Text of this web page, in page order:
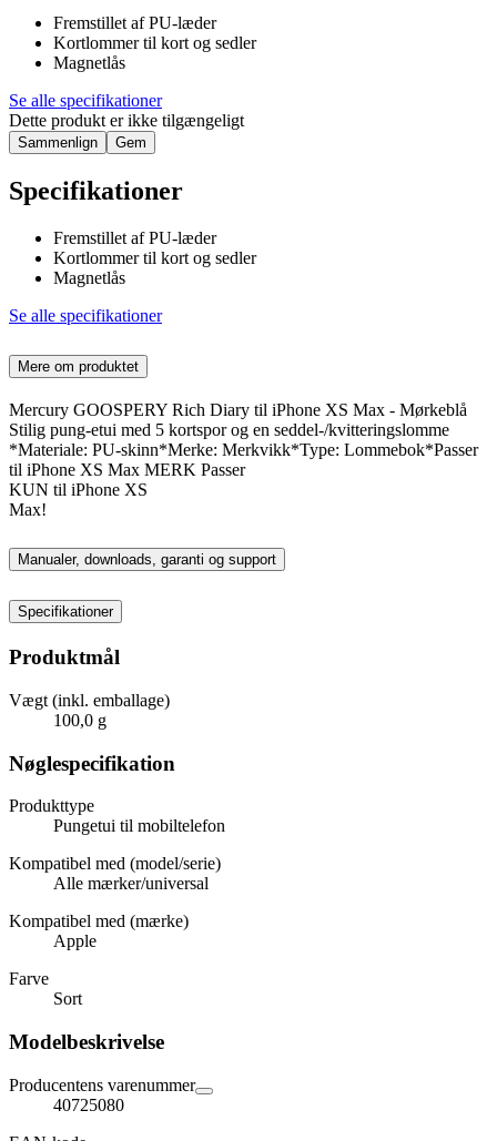
Fremstillet af PU-læder
Kortlommer til kort og sedler
Magnetlås
Se alle specifikationer
Dette produkt er ikke tilgængeligt
Sammenlign Gem
Specifikationer
Fremstillet af PU-læder
Kortlommer til kort og sedler
Magnetlås
Se alle specifikationer
Mere om produktet
Mercury GOOSPERY Rich Diary til iPhone XS Max - Mørkeblå
Stilig pung-etui med 5 kortspor og en seddel-/kvitteringslomme
*Materiale: PU-skinn*Merke: Merkvikk*Type: Lommebok*Passer
til iPhone XS Max MERK Passer
KUN til iPhone XS
Max!
Manualer, downloads, garanti og support
Specifikationer
Produktmål
Vægt (inkl. emballage)
100,0 g
Nøglespecifikation
Produkttype
Pungetui til mobiltelefon
Kompatibel med (model/serie)
Alle mærker/universal
Kompatibel med (mærke)
Apple
Farve
Sort
Modelbeskrivelse
Producentens varenummer
40725080